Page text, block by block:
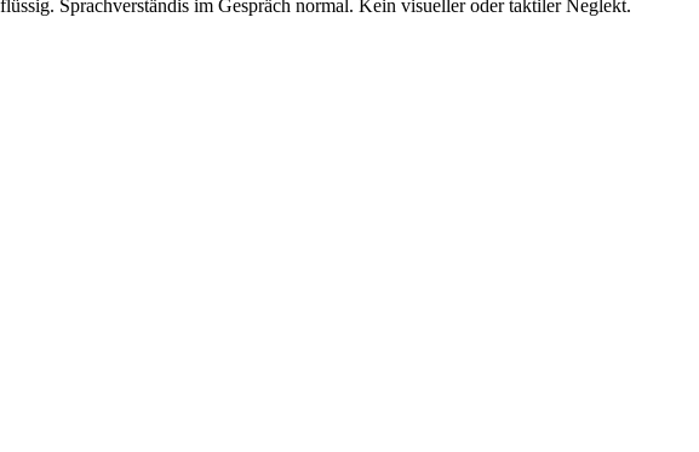
Sprachverständis im Gespräch normal. Kein visueller oder taktiler Neglekt.